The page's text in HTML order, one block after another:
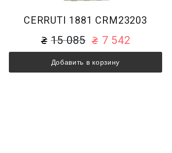
CERRUTI 1881 CRM23203
15 085 7 542
Добавить в корзину